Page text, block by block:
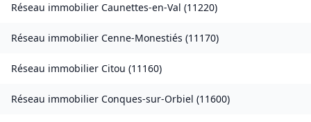
Réseau immobilier Caunettes-en-Val (11220)
Réseau immobilier Cenne-Monestiés (11170)
Réseau immobilier Citou (11160)
Réseau immobilier Conques-sur-Orbiel (11600)